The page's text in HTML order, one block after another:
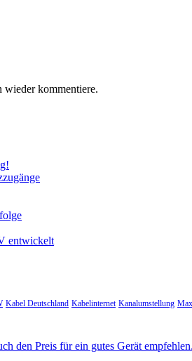
wieder kommentiere.
entwickelt
Kabel Deutschland Kabelinternet Kanalumstellung
den Preis für ein gutes Gerät empfehlen.